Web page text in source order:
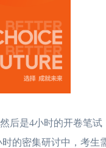
是4小时的开卷笔试
的密集研讨中，考生